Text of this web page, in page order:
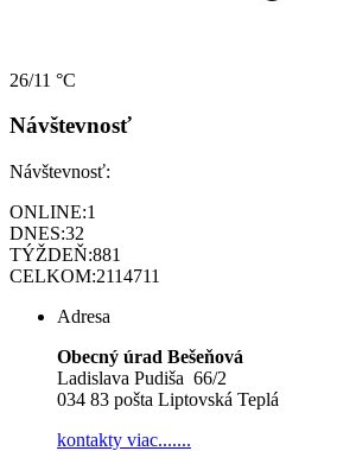
26/11 °C
Návštevnosť
Návštevnosť:
ONLINE:1
DNES:32
TÝŽDEŇ:881
CELKOM:2114711
Adresa
Obecný úrad Bešeňová
Ladislava Pudiša 66/2
034 83 pošta Liptovská Teplá
kontakty viac.......